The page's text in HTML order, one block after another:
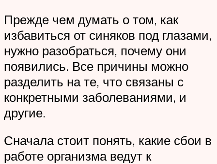
Прежде чем думать о том, как
избавиться от синяков под глазами,
нужно разобраться, почему они
появились. Все причины можно
разделить на те, что связаны с
конкретными заболеваниями, и
другие.
Сначала стоит понять, какие сбои в
работе организма ведут к